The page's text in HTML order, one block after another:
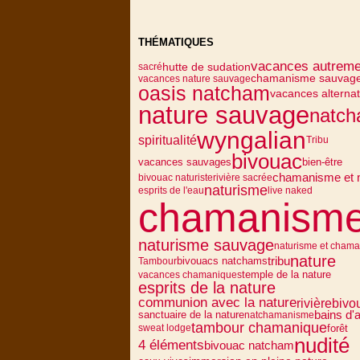
THÉMATIQUES
sacréhutte de sudationvacances
vacances nature sauvagechamanisme
oasis natchamvacances
nature sauvage
spiritualitéwyngalianTribu
vacances sauvages bivouacbien-être
bivouac naturisterivière sacréechamanisme et
esprits de l'eaunaturisme live naked
naturisme sauvagenaturisme et
Tambourbivouacs natchamstribunature
vacances chamaniquestemple de la nature
esprits de la nature
communion avec la naturerivière
sanctuaire de la naturenatchamanisme bains
sweat lodgetambour chamaniqueforêt
4 élémentsbivouac natchamnudité